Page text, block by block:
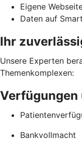
Eigene
Daten auf
Ihr
Unsere Experten
Themenkomplexen:
Verfügungen
Bankvollmacht